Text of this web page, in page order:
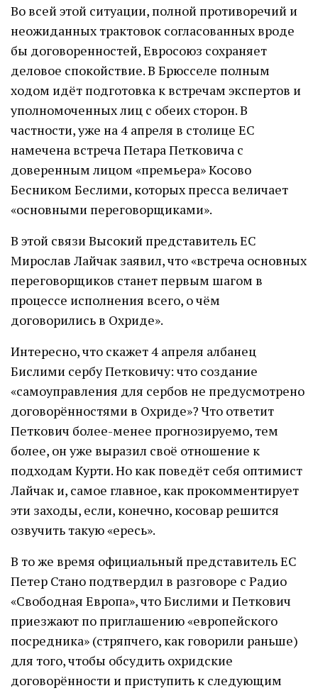
Во всей этой ситуации, полной противоречий и
неожиданных трактовок согласованных вроде
бы договоренностей, Евросоюз сохраняет
деловое спокойствие. В Брюсселе полным
ходом идёт подготовка к встречам экспертов и
уполномоченных лиц с обеих сторон. В
частности, уже на 4 апреля в столице ЕС
намечена встреча Петара Петковича с
доверенным лицом «премьера» Косово
Бесником Беслими, которых пресса величает
«основными переговорщиками».
В этой связи Высокий представитель ЕС
Мирослав Лайчак заявил, что «встреча основных
переговорщиков станет первым шагом в
процессе исполнения всего, о чём
договорились в Охриде».
Интересно, что скажет 4 апреля албанец
Бислими сербу Петковичу: что создание
«самоуправления для сербов не предусмотрено
договорённостями в Охриде»? Что ответит
Петкович более-менее прогнозируемо, тем
более, он уже выразил своё отношение к
подходам Курти. Но как поведёт себя оптимист
Лайчак и, самое главное, как прокомментирует
эти заходы, если, конечно, косовар решится
озвучить такую «ересь».
В то же время официальный представитель ЕС
Петер Стано подтвердил в разговоре с Радио
«Свободная Европа», что Бислими и Петкович
приезжают по приглашению «европейского
посредника» (стряпчего, как говорили раньше)
для того, чтобы обсудить охридские
договорённости и приступить к следующим